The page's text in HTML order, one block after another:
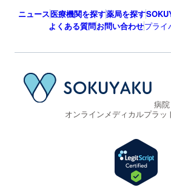
ニュース医療機関を探す薬局を探す
よくある質問お問い合わせプライ
病
オンラインメディカルプラッ